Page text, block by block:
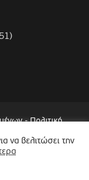
-Πολιτική
να βελιτώσει την